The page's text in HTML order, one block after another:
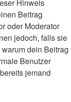
Hinweis
Beitrag
oder Moderator
jedoch, falls sie
dein Beitrag
Benutzer
jemand